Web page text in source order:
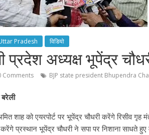
Pradesh विडियो
अध्यक्ष भूपेंद्र
Comments BJP state president Bhupendra
शाह को एयरपोर्ट पर भूपेंद्र चौधरी करेंगे
भूपेंद्र चौधरी ने सपा पर निशाना साधते हुए